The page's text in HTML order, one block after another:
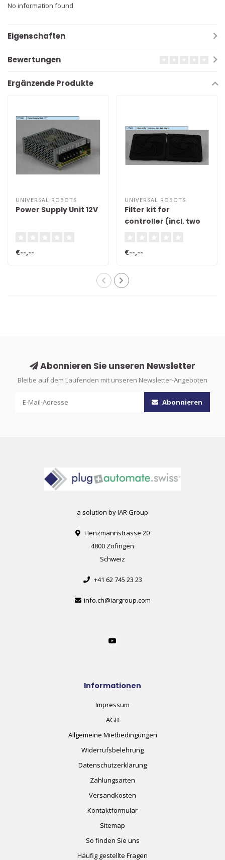
No information found
Eigenschaften
Bewertungen
Ergänzende Produkte
UNIVERSAL ROBOTS
Power Supply Unit 12V
€--,--
UNIVERSAL ROBOTS
Filter kit for
controller (incl. two
€--,--
Abonnieren Sie unseren Newsletter
Bleibe auf dem Laufenden mit unseren Newsletter-Angeboten
Abonnieren
a solution by IAR Group
Henzmannstrasse 20
4800 Zofingen
Schweiz
+41 62 745 23 23
info.ch@iargroup.com
Informationen
Impressum
AGB
Allgemeine Mietbedingungen
Widerrufsbelehrung
Datenschutzerklärung
Zahlungsarten
Versandkosten
Kontaktformular
Sitemap
So finden Sie uns
Häufig gestellte Fragen